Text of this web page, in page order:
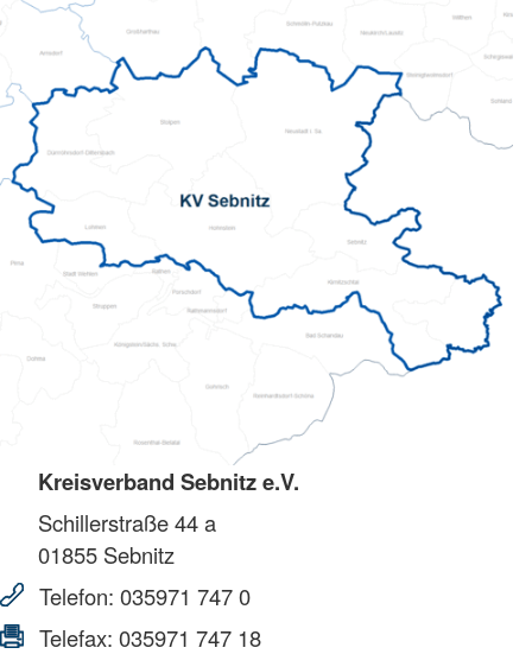
Kreisverband Sebnitz e.V.
Schillerstraße 44 a
01855 Sebnitz
Telefon: 035971 747 0
Telefax: 035971 747 18